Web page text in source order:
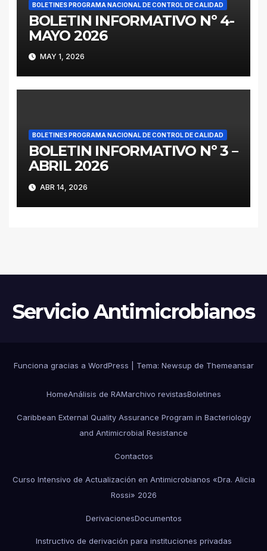
BOLETINES PROGRAMA NACIONAL DE CONTROL DE CALIDAD
BOLETIN INFORMATIVO Nº 4-
MAYO 2026
MAY 1, 2026
BOLETINES PROGRAMA NACIONAL DE CONTROL DE CALIDAD
BOLETIN INFORMATIVO Nº 3 –
ABRIL 2026
ABR 14, 2026
Servicio Antimicrobianos
Funciona gracias a WordPress Tema: Newsup de Themeansar
HomeAnálisis de RAMarchivo revistasBoletines
Caribbean External Quality Assurance Program in Bacteriology
and Antimicrobial Resistance
Contactos
Curso Intensivo de Actualización en Antimicrobianos «Dra. Alicia
Rossi» 2026
DerivacionesDocumentos
Instructivo de derivación para instituciones privadas